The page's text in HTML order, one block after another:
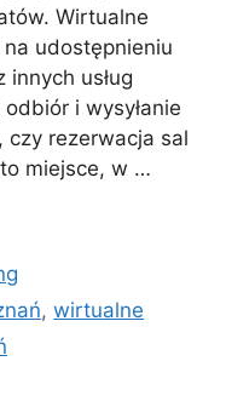
Wirtualne
udostępnieniu
usług
i wysyłanie
czy rezerwacja sal
miejsce, w …
,wirtualne